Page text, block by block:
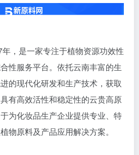
，是一家专注于植物资源功效性
性服务平台。依托云南丰富的生
的现代化研发和生产技术，获取
有高效活性和稳定性的云贵高原
为化妆品生产企业提供专业、特
物原料及产品应用解决方案。